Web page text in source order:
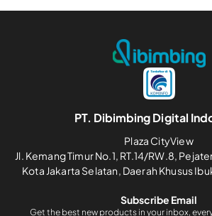
PT. Dibimbing Digital
Plaza CityView
Jl. Kemang Timur No.1, RT.14/RW.8,
Kota Jakarta Selatan, Daerah Khusus
Subscribe Email
Get the best new products in your inbox,